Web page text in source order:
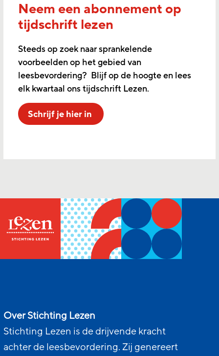
Neem een abonnement op
tijdschrift lezen
Steeds op zoek naar sprankelende
voorbeelden op het gebied van
leesbevordering? Blijf op de hoogte en lees
elk kwartaal ons tijdschrift Lezen.
Schrijf je hier in
Over Stichting Lezen
Stichting Lezen is de drijvende kracht
achter de leesbevordering. Zij genereert